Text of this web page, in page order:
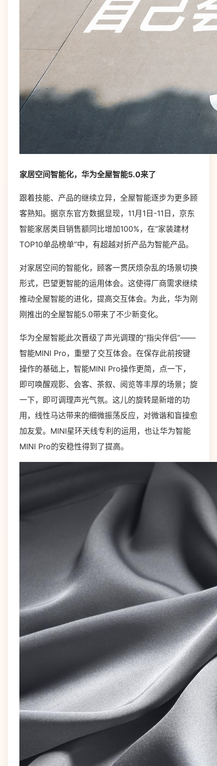
家居空间智能化，华为全屋智能5.0来了
跟着技能、产品的继续立异，全屋智能逐步为更多顾
客熟知。据京东官方数据显现，11月1日-11日，京东
智能家居类目销售额同比增加100%，在“家装建材
TOP10单品榜单”中，有超越对折产品为智能产品。
对家居空间的智能化，顾客一贯厌烦杂乱的场景切换
形式，巴望更智能的运用体会。这使得厂商需求继续
推动全屋智能的进化，提高交互体会。为此，华为刚
刚推出的全屋智能5.0带来了不少新变化。
华为全屋智能此次晋级了声光调理的“指尖伴侣”——
智能MINI Pro，重塑了交互体会。在保存此前按键
操作的基础上，智能MINI Pro操作更简，点一下，
即可唤醒观影、会客、茶叙、阅览等丰厚的场景；旋
一下，即可调理声光气氛。这儿的旋转是新增的功
用，线性马达带来的细微振荡反应，对微谐和盲操愈
加友爱。MINI星环天线专利的运用，也让华为智能
MINI Pro的安稳性得到了提高。